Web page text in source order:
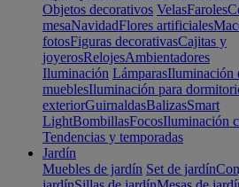
Objetos decorativos VelasFaroles
mesaNavidadFlores artificiales
fotosFiguras decorativasCajitas y
joyerosRelojesAmbientadores
Iluminación LámparasIluminación
mueblesIluminación para
exteriorGuirnaldasBalizasSmart
LightBombillasFocosIluminación
Tendencias y temporadas
Jardín
Muebles de jardín Set de jardín